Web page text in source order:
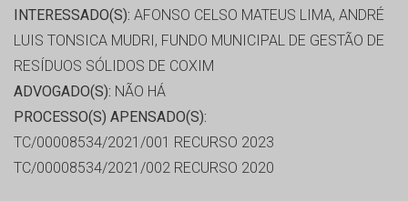
INTERESSADO(S): AFONSO CELSO MATEUS LIMA, ANDRÉ
LUIS TONSICA MUDRI, FUNDO MUNICIPAL DE GESTÃO DE
RESÍDUOS SÓLIDOS DE COXIM
ADVOGADO(S): NÃO HÁ
PROCESSO(S) APENSADO(S):
TC/00008534/2021/001 RECURSO 2023
TC/00008534/2021/002 RECURSO 2020